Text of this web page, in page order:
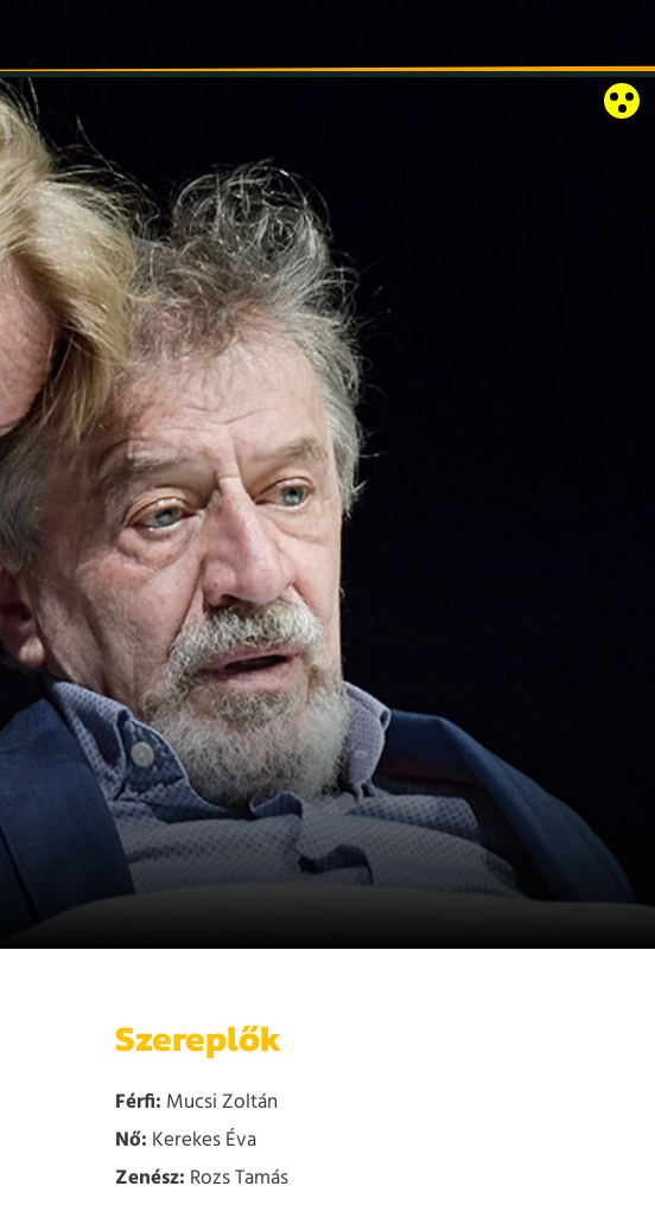
GALÉRIA EN
Szereplők
Férfi: Mucsi Zoltán
Nő: Kerekes Éva
Zenész: Rozs Tamás